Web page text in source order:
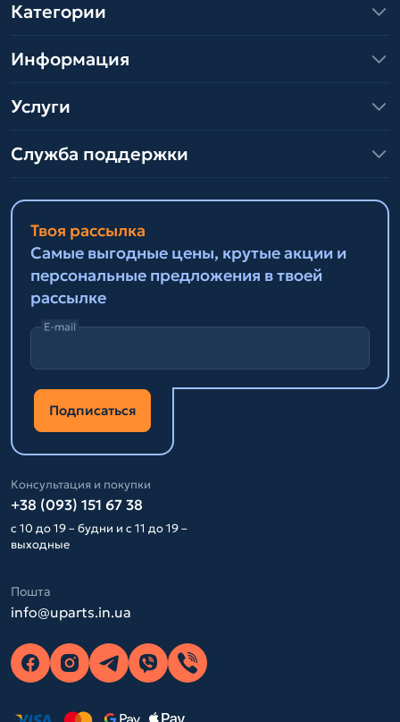
Категории
Информация
Услуги
Служба поддержки
Твоя рассылка
Самые выгодные цены, крутые акции и
персональные предложения в твоей
рассылке
E-mail
Подписаться
Консультация и покупки
+38 (093) 151 67 38
с 10 до 19 – будни и с 11 до 19 –
выходные
Пошта
info@uparts.in.ua